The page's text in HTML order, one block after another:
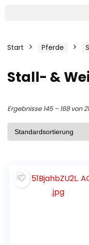
Start Pferde
Stall- &
Ergebnisse 145 – 168 von